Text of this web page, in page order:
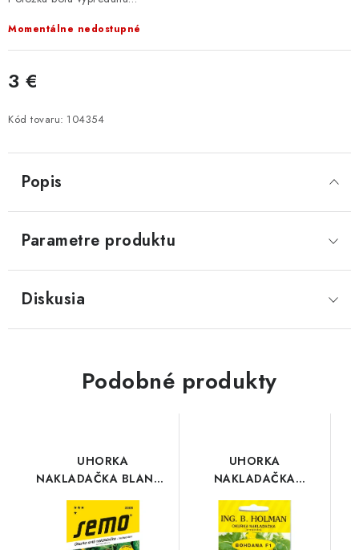
Momentálne nedostupné
3 €
Kód tovaru: 104354
Popis
Parametre produktu
Diskusia
Podobné produkty
UHORKA
NAKLADAČKA BLANKA
F1
UHORKA
NAKLADAČKA
BOHDANA